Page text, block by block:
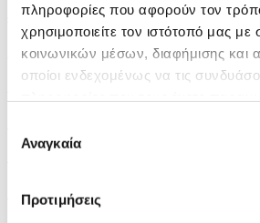
πληροφορίες που αφορούν τον
χρησιμοποιείτε τον ιστότοπό μας με
κοινωνικών μέσων, διαφήμισης και
οποίοι ενδεχομένως να τις
των υπηρεσιών τους.
συγκατάθεσης
Αναγκαία
Προτιμήσεις
4 hours ago
Cyprus repatriated 119 third-
5 hours ago
Cyprus Stock Exchange